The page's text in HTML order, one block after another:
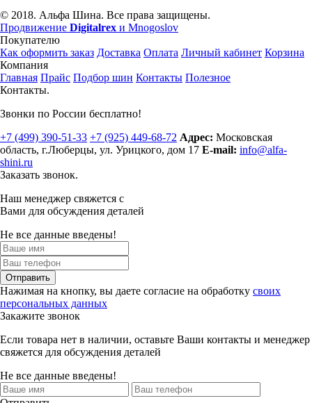
© 2018. Альфа Шина. Все права защищены.
Продвижение Digitalrex и Mnogoslov
Покупателю
Как оформить заказ Доставка Оплата Личный кабинет Корзина
Компания
Главная Прайс Подбор шин Контакты Полезное
Контакты.
Звонки по России бесплатно!
+7 (499) 390-51-33 +7 (925) 449-68-72 Адрес: Московская
область, г.Люберцы, ул. Урицкого, дом 17 E-mail: info@alfa-
shini.ru
Заказать звонок.
Наш менеджер свяжется с
Вами для обсуждения деталей
Не все данные введены!
Отправить
Нажимая на кнопку, вы даете согласие на обработку своих
персональных данных
Закажите звонок
Если товара нет в наличии, оставьте Ваши контакты и менеджер
свяжется для обсуждения деталей
Не все данные введены!